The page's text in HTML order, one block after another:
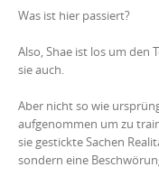
Was ist hier passiert?
Also, Shae ist los um den
sie auch.
Aber nicht so wie
aufgenommen um zu
sie gestickte Sachen
sondern eine